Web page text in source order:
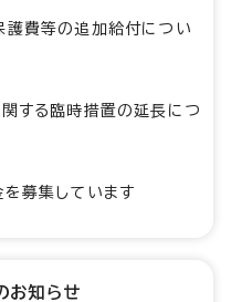
護費等の追加給付につい
する臨時措置の延長につ
募集しています
お知らせ